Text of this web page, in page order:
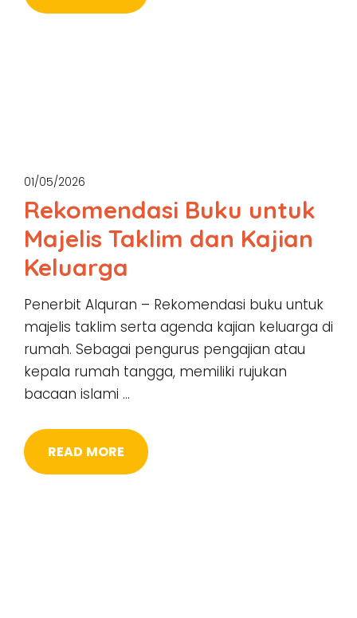
01/05/2026
Rekomendasi Buku untuk
Majelis Taklim dan Kajian
Keluarga
Penerbit Alquran – Rekomendasi buku untuk
majelis taklim serta agenda kajian keluarga di
rumah. Sebagai pengurus pengajian atau
kepala rumah tangga, memiliki rujukan
bacaan islami …
READ MORE